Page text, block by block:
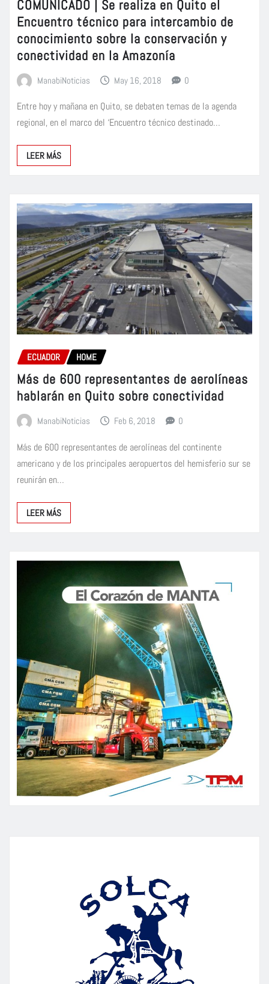
COMUNICADO | Se realiza en Quito el
Encuentro técnico para intercambio de
conocimiento sobre la conservación y
conectividad en la Amazonía
ManabiNoticias May 16, 2018 0
Entre hoy y mañana en Quito, se debaten temas de la agenda
regional, en el marco del ‘Encuentro técnico destinado…
LEER MÁS
ECUADOR HOME
Más de 600 representantes de aerolíneas
hablarán en Quito sobre conectividad
ManabiNoticias Feb 6, 2018 0
Más de 600 representantes de aerolíneas del continente
americano y de los principales aeropuertos del hemisferio sur se
reunirán en…
LEER MÁS